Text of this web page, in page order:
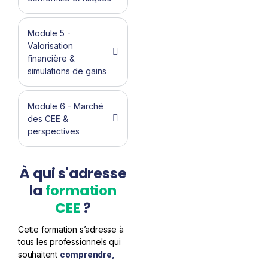
Module 5 -
Valorisation
financière &
simulations de gains
Module 6 - Marché
des CEE &
perspectives
À qui s'adresse
la formation
CEE ?
Cette formation s’adresse à
tous les professionnels qui
souhaitent comprendre,